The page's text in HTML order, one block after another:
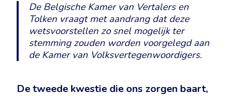
De Belgische Kamer van Vertalers en
Tolken vraagt met aandrang dat deze
wetsvoorstellen zo snel mogelijk ter
stemming zouden worden voorgelegd aan
de Kamer van Volksvertegenwoordigers.
De tweede kwestie die ons zorgen baart,